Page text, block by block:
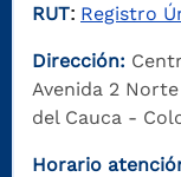
RUT: Registro
Dirección:
Avenida 2
del Cauca -
Horario